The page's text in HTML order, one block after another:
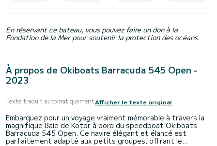
En réservant ce bateau, vous pouvez faire un don à la
Fondation de la Mer pour soutenir la protection des océans.
À propos de Okiboats Barracuda 545 Open -
2023
Texte traduit automatiquementAfficher le texte original
Embarquez pour un voyage vraiment mémorable à travers la
magnifique Baie de Kotor à bord du speedboat Okiboats
Barracuda 545 Open. Ce navire élégant et élancé est
parfaitement adapté aux petits groupes, offrant le